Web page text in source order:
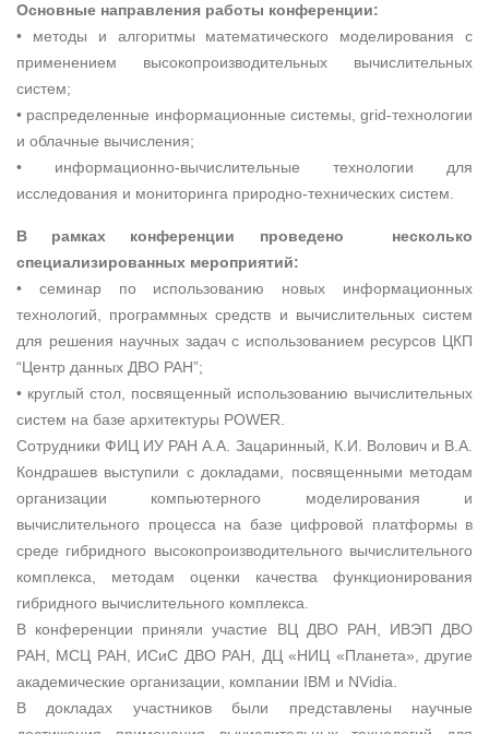
Основные направления работы конференции:
• методы и алгоритмы математического моделирования с
применением высокопроизводительных вычислительных
систем;
• распределенные информационные системы, grid-технологии
и облачные вычисления;
• информационно-вычислительные технологии для
исследования и мониторинга природно-технических систем.
В рамках конференции проведено несколько
специализированных мероприятий:
• семинар по использованию новых информационных
технологий, программных средств и вычислительных систем
для решения научных задач с использованием ресурсов ЦКП
“Центр данных ДВО РАН”;
• круглый стол, посвященный использованию вычислительных
систем на базе архитектуры POWER.
Сотрудники ФИЦ ИУ РАН А.А. Зацаринный, К.И. Волович и В.А.
Кондрашев выступили с докладами, посвященными методам
организации компьютерного моделирования и
вычислительного процесса на базе цифровой платформы в
среде гибридного высокопроизводительного вычислительного
комплекса, методам оценки качества функционирования
гибридного вычислительного комплекса.
В конференции приняли участие ВЦ ДВО РАН, ИВЭП ДВО
РАН, МСЦ РАН, ИСиС ДВО РАН, ДЦ «НИЦ «Планета», другие
академические организации, компании IBM и NVidia.
В докладах участников были представлены научные